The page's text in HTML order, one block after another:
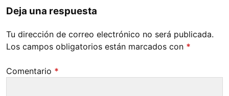
Deja una respuesta
Tu dirección de correo electrónico no será publicada.
Los campos obligatorios están marcados con *
Comentario *